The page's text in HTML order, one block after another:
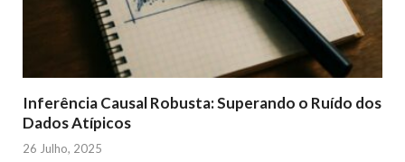
Inferência Causal Robusta: Superando o Ruído dos
Dados Atípicos
26 Julho, 2025